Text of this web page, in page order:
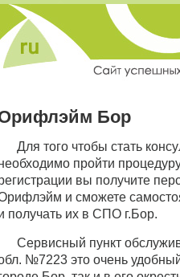
Бор
Для того чтобы стать
пройти
вы получите
и сможете
получать их в СПО г.Бор.
Сервисный пункт
№7223 это очень